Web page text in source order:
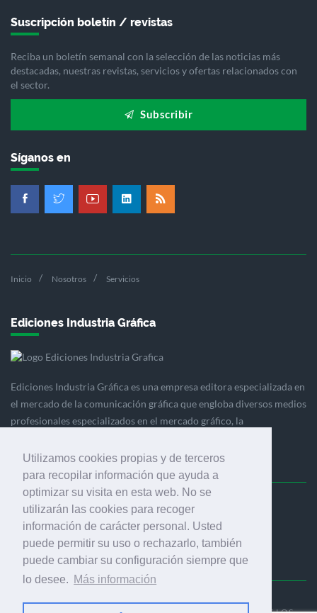
Utilizamos cookies propias y de terceros
para recopilar información que ayuda a
optimizar su visita en esta web. No se
utilizarán las cookies para recoger
información de carácter personal. Usted
puede permitir su uso o rechazarlo, también
puede cambiar su configuración siempre que
lo desee. Más información
Suscripción boletín / revistas
Reciba un boletín semanal con la selección de las noticias más
destacadas, nuestras revistas, servicios y ofertas relacionados con
el sector.
Subscribir
Síganos en
Inicio Nosotros Servicios
Ediciones Industria Gráfica
Ediciones Industria Gráfica es una empresa editora especializada en
el mercado de la comunicación gráfica que engloba diversos medios
profesionales especializados en el mercado gráfico, la
Ediciones Industria Gráfica, S.C.P.
Calle Fluvià 257, bajos, 08020 Barcelona (España)